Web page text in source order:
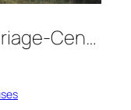
Ceremonie-Mariage-Centre-Table-Domaine-Moures-132